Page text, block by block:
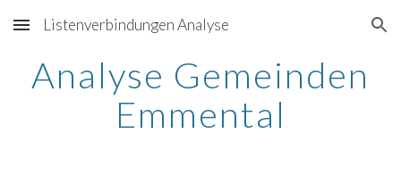
Skip to main content Skip to navigation
Listenverbindungen Analyse
Analyse Gemeinden
Emmental